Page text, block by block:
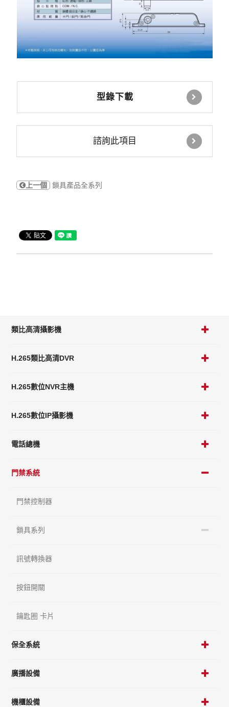
類比高清攝影機
H.265類比高清DVR
H.265數位NVR主機
H.265數位IP攝影機
電話總機
門禁系統
門禁控制器
鎖具系列
訊號轉換器
按鈕開關
鑰匙圈 卡片
保全系統
廣播設備
機櫃設備
型錄下載
諮詢此項目
上一個 鎖具產品全系列